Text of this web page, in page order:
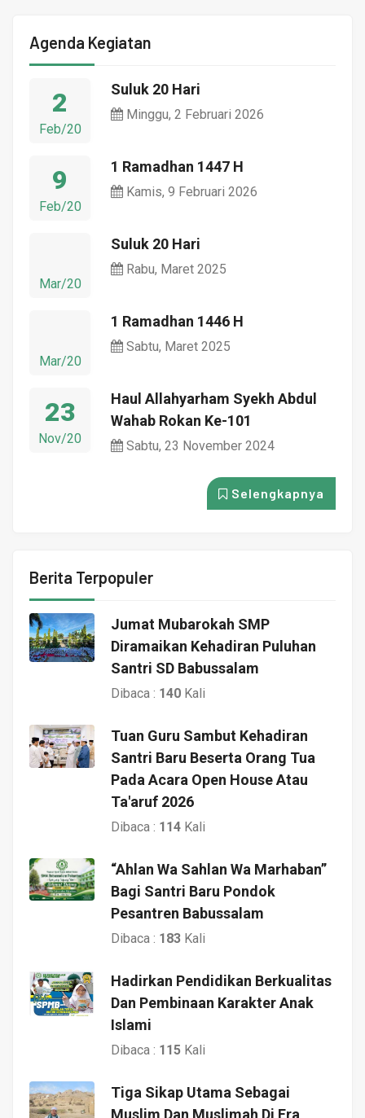
Agenda Kegiatan
2
Feb/20
Suluk 20 Hari
Minggu, 2 Februari 2026
9
Feb/20
1 Ramadhan 1447 H
Kamis, 9 Februari 2026
Mar/20
Suluk 20 Hari
Rabu, Maret 2025
Mar/20
1 Ramadhan 1446 H
Sabtu, Maret 2025
23
Nov/20
Haul Allahyarham Syekh Abdul
Wahab Rokan Ke-101
Sabtu, 23 November 2024
Selengkapnya
Berita Terpopuler
Jumat Mubarokah SMP
Diramaikan Kehadiran Puluhan
Santri SD Babussalam
Dibaca : 140 Kali
Tuan Guru Sambut Kehadiran
Santri Baru Beserta Orang Tua
Pada Acara Open House Atau
Ta'aruf 2026
Dibaca : 114 Kali
“Ahlan Wa Sahlan Wa Marhaban”
Bagi Santri Baru Pondok
Pesantren Babussalam
Dibaca : 183 Kali
Hadirkan Pendidikan Berkualitas
Dan Pembinaan Karakter Anak
Islami
Dibaca : 115 Kali
Tiga Sikap Utama Sebagai
Muslim Dan Muslimah Di Era